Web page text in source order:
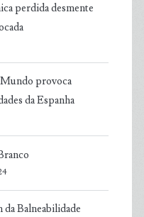
perdida desmente
provoca
da Espanha
Balneabilidade